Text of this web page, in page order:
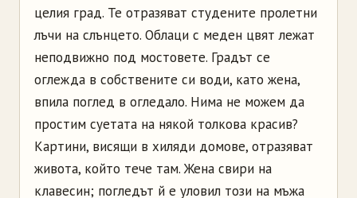
целия град. Те отразяват студените пролетни
лъчи на слънцето. Облаци с меден цвят лежат
неподвижно под мостовете. Градът се
оглежда в собствените си води, като жена,
впила поглед в огледало. Нима не можем да
простим суетата на някой толкова красив?
Картини, висящи в хиляди домове, отразяват
живота, който тече там. Жена свири на
клавесин; погледът й е уловил този на мъжа